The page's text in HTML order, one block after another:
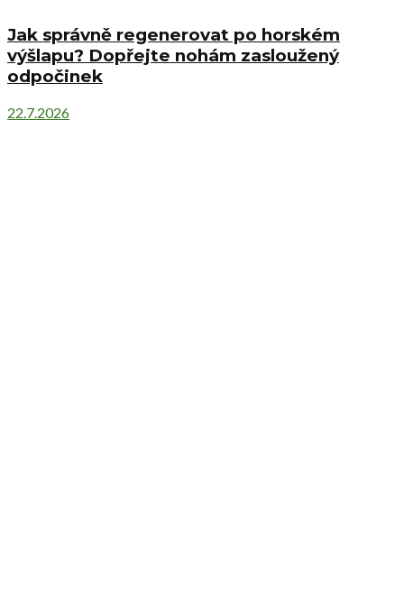
Jak správně regenerovat po horském
výšlapu? Dopřejte nohám zasloužený
odpočinek
22.7.2026